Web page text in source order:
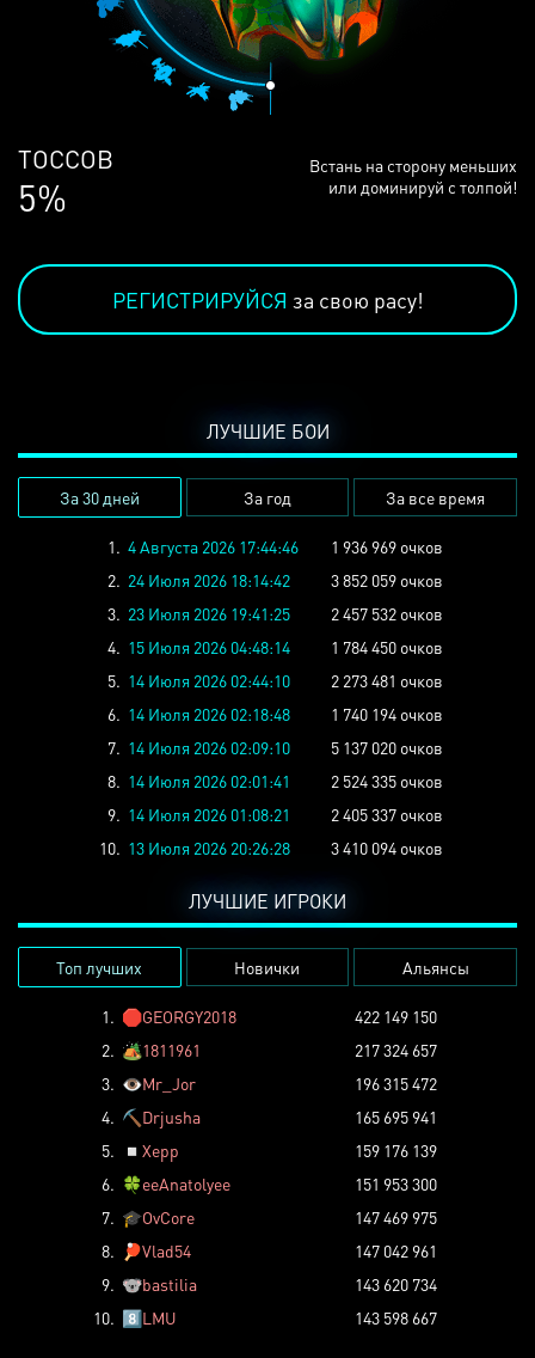
ЛЮДЕЙ
68%
Встань на сторону меньших
или доминируй с толпой!
РЕГИСТРИРУЙСЯ за свою расу!
ЛУЧШИЕ БОИ
За 30 дней За год За все время
1. 4 Августа 2026 17:44:46
1 936 969 очков
2. 24 Июля 2026 18:14:42
3 852 059 очков
3. 23 Июля 2026 19:41:25
2 457 532 очков
4. 15 Июля 2026 04:48:14
1 784 450 очков
5. 14 Июля 2026 02:44:10
2 273 481 очков
6. 14 Июля 2026 02:18:48
1 740 194 очков
7. 14 Июля 2026 02:09:10
5 137 020 очков
8. 14 Июля 2026 02:01:41
2 524 335 очков
9. 14 Июля 2026 01:08:21
2 405 337 очков
10. 13 Июля 2026 20:26:28 3 410 094 очков
ЛУЧШИЕ ИГРОКИ
Топ лучших Новички Альянсы
1. 🛑GEORGY2018
422 149 150
2. 🏕️1811961
217 324 657
3. 👁️Mr_Jor
196 315 472
4. ⛏️ Drjusha
165 695 941
5.
◽ Xepp
159 176 139
6. 🍀eeAnatolyee
151 953 300
7. 🎓OvCore
147 469 975
8.
🏓Vlad54
147 042 961
9. 🐨bastilia
143 620 734
10. 8️⃣LMU 143 598 667